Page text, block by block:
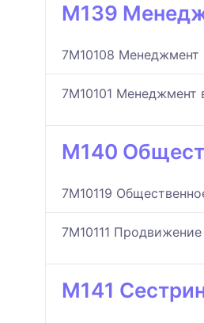
M139
7M10108
7M10101 Менеджмент
M140
7M10119
7M10111
M141